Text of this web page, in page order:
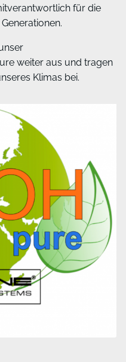
für die
weiter aus und tragen
Klimas bei.